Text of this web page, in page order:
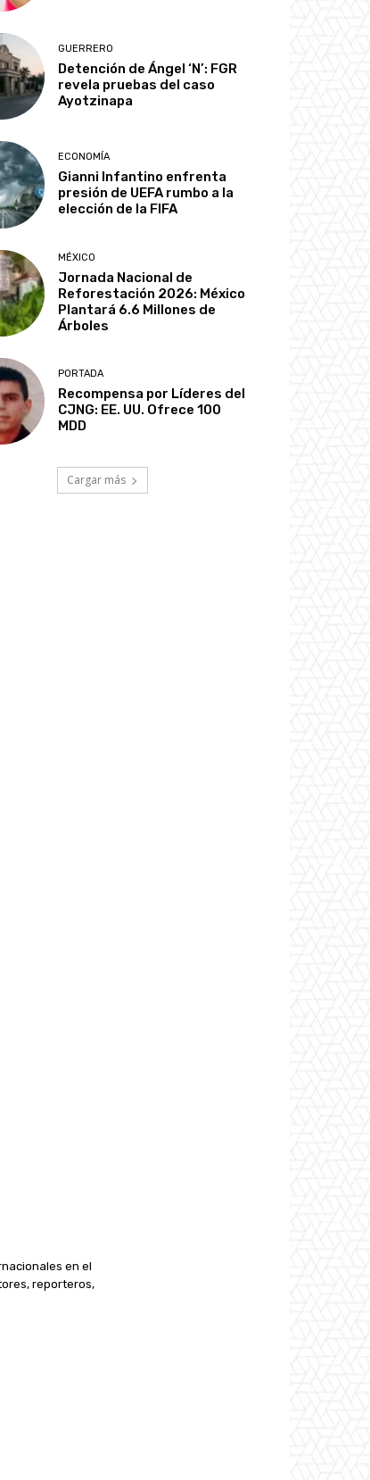
GUERRERO
Detención de Ángel ‘N’: FGR
revela pruebas del caso
Ayotzinapa
ECONOMÍA
Gianni Infantino enfrenta
presión de UEFA rumbo a la
elección de la FIFA
MÉXICO
Jornada Nacional de
Reforestación 2026: México
Plantará 6.6 Millones de
Árboles
PORTADA
Recompensa por Líderes del
CJNG: EE. UU. Ofrece 100
MDD
Cargar más
en el
reporteros,